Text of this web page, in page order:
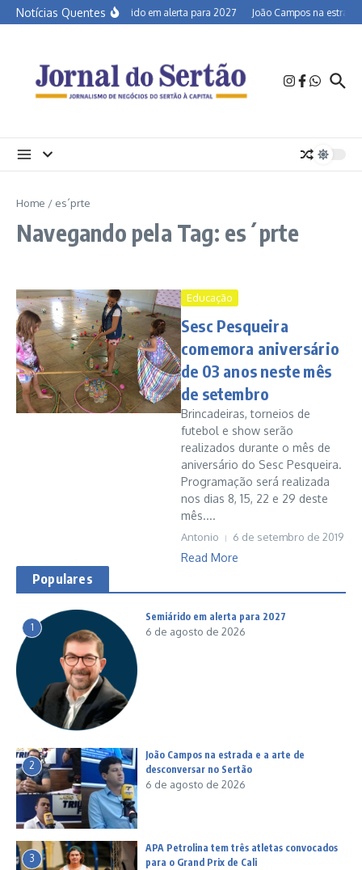
Ir para o conteúdo
Notícias QuentesSemiárido em alerta para 2027 João Campos na
Home / es´prte
Navegando pela Tag: es´prte
Educação
Sesc Pesqueira
comemora aniversário
de 03 anos neste mês
de setembro
Brincadeiras, torneios de
futebol e show serão
realizados durante o mês de
aniversário do Sesc Pesqueira.
Programação será realizada
nos dias 8, 15, 22 e 29 deste
mês....
Antonio 6 de setembro de 2019
Read More
Populares
1
Semiárido em alerta para 2027
6 de agosto de 2026
2
João Campos na estrada e a arte de
desconversar no Sertão
6 de agosto de 2026
3
APA Petrolina tem três atletas convocados
para o Grand Prix de Cali